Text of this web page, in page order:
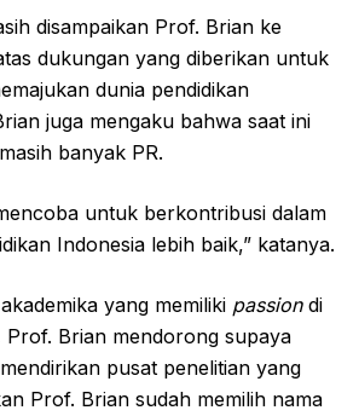
disampaikan Prof. Brian ke
dukungan yang diberikan untuk
dunia pendidikan
juga mengaku bahwa saat ini
banyak PR.
untuk berkontribusi dalam
Indonesia lebih baik,” katanya.
yang memiliki passiondi
Prof. Brian mendorong supaya
pusat penelitian yang
Prof. Brian sudah memilih nama